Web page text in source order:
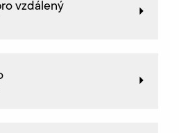
vzdálený